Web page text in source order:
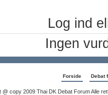
Log ind
Ingen
Forside Debat
copy 2009 Thai DK Debat Forum Alle